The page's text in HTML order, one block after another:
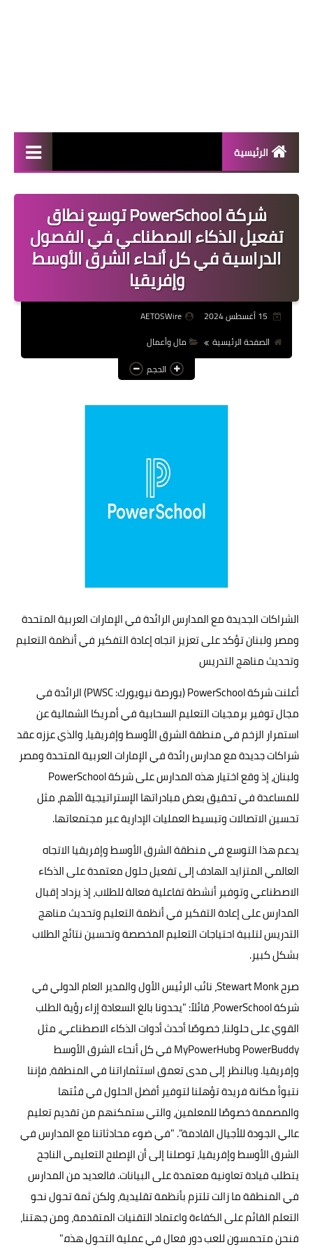
الرئيسية
منوعات
فعاليات
صحة
تكنولوجيا
فن وثقافة
شركة PowerSchool توسع نطاق
تفعيل الذكاء الاصطناعي في الفصول
الدراسية في كل أنحاء الشرق الأوسط
وإفريقيا
AETOSWire
الصفحة الرئيسية
مال وأعمال
الحجم
الشراكات الجديدة مع المدارس الرائدة في الإمارات العربية المتحدة
ومصر ولبنان تؤكد على تعزيز اتجاه إعادة التفكير في أنظمة التعليم
وتحديث مناهج التدريس
أعلنت شركة PowerSchool (بورصة نيويورك: PWSC) الرائدة في
مجال توفير برمجيات التعليم السحابية في أمريكا الشمالية عن
استمرار الزخم في منطقة الشرق الأوسط وإفريقيا، والذي عززه عقد
شراكات جديدة مع مدارس رائدة في الإمارات العربية المتحدة ومصر
ولبنان، إذ وقع اختيار هذه المدارس على شركة PowerSchool
للمساعدة في تحقيق بعض مبادراتها الإستراتيجية الأهم، مثل
تحسين الاتصالات وتبسيط العمليات الإدارية عبر مجتمعاتها.
يدعم هذا التوسع في منطقة الشرق الأوسط وإفريقيا الاتجاه
العالمي المتزايد الهادف إلى تفعيل حلول معتمدة على الذكاء
الاصطناعي وتوفير أنشطة تفاعلية فعالة للطلاب، إذ يزداد إقبال
المدارس على إعادة التفكير في أنظمة التعليم وتحديث مناهج
التدريس لتلبية احتياجات التعليم المخصصة وتحسين نتائج الطلاب
بشكل كبير.
صرح Stewart Monk، نائب الرئيس الأول والمدير العام الدولي في
شركة PowerSchool، قائلاً: "يحدونا بالغ السعادة إزاء رؤية الطلب
القوي على حلولنا، خصوصًا أحدث أدوات الذكاء الاصطناعي، مثل
PowerBuddy وMyPowerHub في كل أنحاء الشرق الأوسط
وإفريقيا. وبالنظر إلى مدى تعمق استثماراتنا في المنطقة، فإننا
نتبوأ مكانة فريدة تؤهلنا لتوفير أفضل الحلول في فئتها
والمصممة خصوصًا للمعلمين، والتي ستمكنهم من تقديم تعليم
عالي الجودة للأجيال القادمة". "في ضوء محادثاتنا مع المدارس في
الشرق الأوسط وإفريقيا، توصلنا إلى أن الإصلاح التعليمي الناجح
يتطلب قيادة تعاونية معتمدة على البيانات. فالعديد من المدارس
في المنطقة ما زالت تلتزم بأنظمة تقليدية، ولكن ثمة تحول نحو
التعلم القائم على الكفاءة واعتماد التقنيات المتقدمة، ومن جهتنا،
فنحن متحمسون للعب دور فعال في عملية التحول هذه."